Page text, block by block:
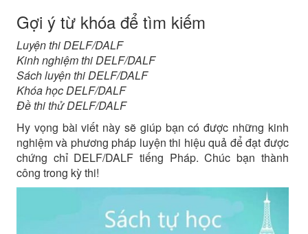
Gợi ý từ khóa để tìm kiếm
Luyện thi DELF/DALF
Kinh nghiệm thi DELF/DALF
Sách luyện thi DELF/DALF
Khóa học DELF/DALF
Đề thi thử DELF/DALF
Hy vọng bài viết này sẽ giúp bạn có được những kinh
nghiệm và phương pháp luyện thi hiệu quả để đạt được
chứng chỉ DELF/DALF tiếng Pháp. Chúc bạn thành
công trong kỳ thi!